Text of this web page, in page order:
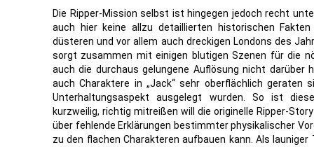
Die Ripper-Mission selbst ist hingegen jedoch recht
auch hier keine allzu detaillierten historischen
düsteren und vor allem auch dreckigen Londons des
sorgt zusammen mit einigen blutigen Szenen für die
auch die durchaus gelungene Auflösung nicht darüber
auch Charaktere in „Jack“ sehr oberflächlich geraten
Unterhaltungsaspekt ausgelegt wurden. So ist
kurzweilig, richtig mitreißen will die originelle Ripper-
über fehlende Erklärungen bestimmter physikalischer
zu den flachen Charakteren aufbauen kann. Als